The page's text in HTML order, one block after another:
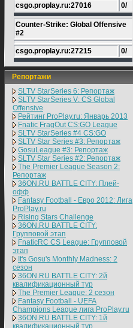
csgo.proplay.ru:27016 0/
Counter-Strike: Global Offensive
#2
csgo.proplay.ru:27215 0/
Репортажи
SLTV StarSeries 6: Репортаж
SLTV StarSeries V: CS Global
Offensive
Рейтинг ProPlay.ru: Январь 2013
Fnatic FragOut CS:GO League
SLTV StarSeries #4 CS:GO
SLTV Star Series #3: Репортаж
GosuLeague #3: Репортаж
SLTV Star Series #2: Репортаж
The Premier League Season 2:
Репортаж
36ON.RU BATTLE CITY: Плей-
офф
Fantasy Football - Евро 2012: Лига
ProPlay.ru
Rising Stars Challenge
36ON.RU BATTLE CITY:
Групповой этап
FnaticRC CS League: Групповой
этап
It's Gosu's Monthly Madness: 2
сезон
36ON.RU BATTLE CITY: 2й
квалификационный тур
The Premier League: 2 cезон
Fantasy Football - UEFA
Champions League лига ProPlay.ru
36ON.RU BATTLE CITY: 1й
квалификационный тур